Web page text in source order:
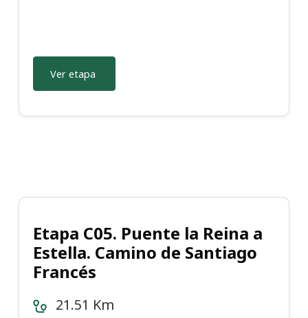
Ver etapa
Etapa C05. Puente la Reina a
Estella. Camino de Santiago
Francés
21.51 Km